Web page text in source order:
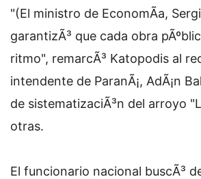
"(El ministro de EconomÃ­a,
garantizÃ³ que cada obra
ritmo", remarcÃ³ Katopodis al
intendente de ParanÃ¡, AdÃ¡n
de sistematizaciÃ³n del arroyo
otras.
El funcionario nacional buscÃ³